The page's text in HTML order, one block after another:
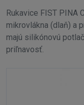
Rukavice FIST PINA
mikrovlákna (dlaň) a
majú silikónovú
priľnavosť.